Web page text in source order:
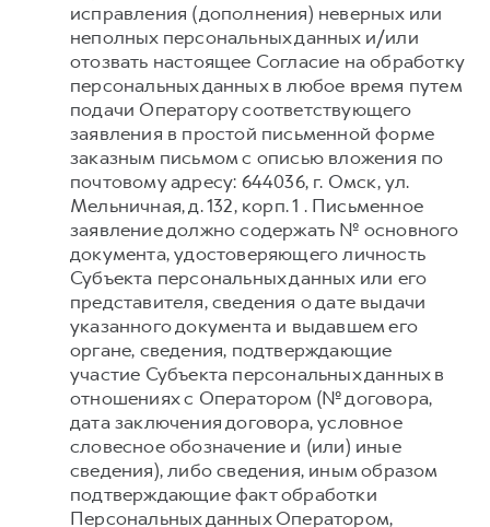
исправления (дополнения) неверных или
неполных персональных данных и/или
отозвать настоящее Согласие на обработку
персональных данных в любое время путем
подачи Оператору соответствующего
заявления в простой письменной форме
заказным письмом с описью вложения по
почтовому адресу: 644036, г. Омск, ул.
Мельничная, д. 132, корп. 1 . Письменное
заявление должно содержать № основного
документа, удостоверяющего личность
Субъекта персональных данных или его
представителя, сведения о дате выдачи
указанного документа и выдавшем его
органе, сведения, подтверждающие
участие Субъекта персональных данных в
отношениях с Оператором (№ договора,
дата заключения договора, условное
словесное обозначение и (или) иные
сведения), либо сведения, иным образом
подтверждающие факт обработки
Персональных данных Оператором,